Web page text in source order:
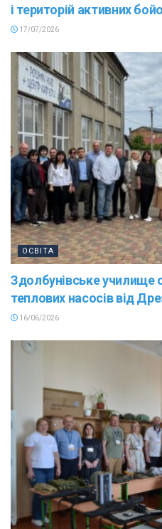
і територій активних
17/07/2026
ОСВІТА
Здолбунівське училище
теплових насосів від
16/06/2026